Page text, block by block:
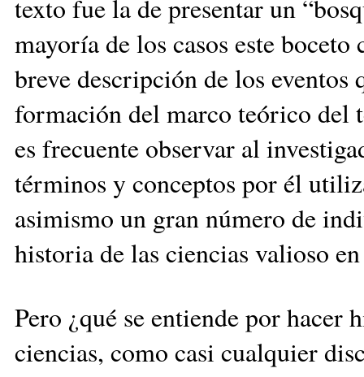
texto fue la de presentar un
mayoría de los casos este
breve descripción de los eventos
formación del marco teórico del
es frecuente observar al
términos y conceptos por él
asimismo un gran número de
historia de las ciencias valioso
Pero ¿qué se entiende por hacer
ciencias, como casi cualquier